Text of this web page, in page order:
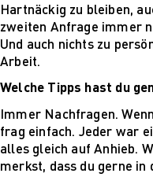
Hartnäckig zu bleiben,
zweiten Anfrage immer
Und auch nichts zu
Arbeit.
Welche Tipps hast du
Immer Nachfragen.
frag einfach. Jeder war
alles gleich auf Anhieb.
merkst, dass du gerne in